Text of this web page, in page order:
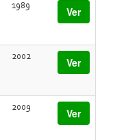
1989 Ver
2002 Ver
2009 Ver